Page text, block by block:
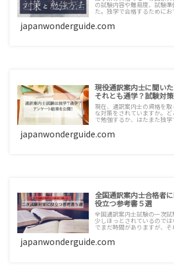
の試験内容や難易度、試験
た。独学で合格するためにお
japanwonderguide.com
現役通訳案内士に聞い
それとも通学？試験対
現在、通訳案内士の資格を
な対策をされていますか。
で勉強するか、はたまた独
る方もいらっしゃるのでは
内士の試験を合格された方
験や二次試験のどのような
japanwonderguide.com
全国通訳案内士合格者
役立つ参考書５選
全国通訳案内士試験の一次
少しほっとされているので
でまだ時間がありますが、
資格を取得した方に聞いた
いた参考書をご紹介します
japanwonderguide.com